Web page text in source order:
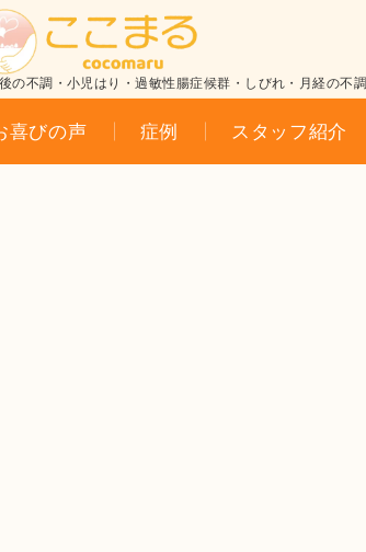
の不調・小児はり・過敏性腸症候群・しびれ・月経の不調
喜びの声 症例 スタッフ紹介